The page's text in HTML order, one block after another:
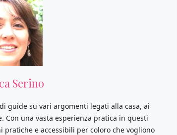
Serino
guide su vari argomenti legati alla casa, ai
Con una vasta esperienza pratica in questi
e accessibili per coloro che vogliono